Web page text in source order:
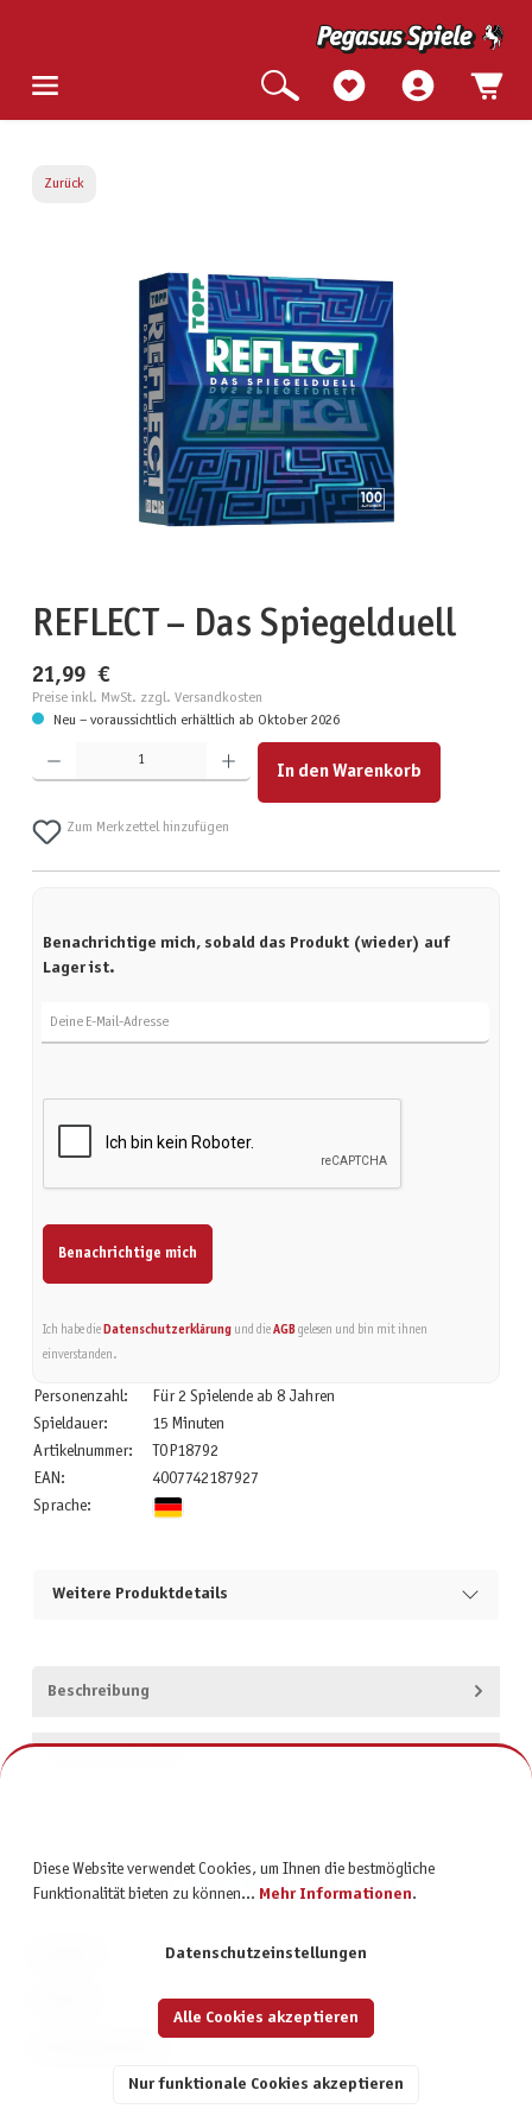
Zurück
Bildergalerie überspringen
REFLECT – Das Spiegelduell
21,99 €
Preise inkl. MwSt. zzgl. Versandkosten
Neu – voraussichtlich erhältlich ab Oktober 2026
Produkt Anzahl: Gib den gewünschten Wert ein oder benutze die Schaltflächen um die Anzahl zu
In den Warenkorb
Zum Merkzettel hinzufügen
Benachrichtige mich, sobald das Produkt (wieder) auf
Lager ist.
Benachrichtige mich
Ich habe die Datenschutzerklärungund die AGBgelesen und bin mit ihnen
einverstanden.
Personenzahl:
Für 2 Spielende ab 8 Jahren
Spieldauer:
15 Minuten
Artikelnummer:
TOP18792
EAN:
4007742187927
Sprache:
Weitere Produktdetails
Beschreibung
Diese Website verwendet Cookies, um Ihnen die bestmögliche
Funktionalität bieten zu können... Mehr Informationen.
Datenschutzeinstellungen
Nur funktionale Cookies akzeptieren
Alle Cookies akzeptieren